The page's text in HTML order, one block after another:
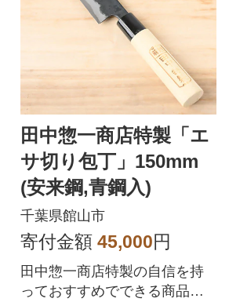
田中惣一商店特製「エ
サ切り包丁」150mm
(安来鋼,青鋼入)
千葉県館山市
寄付金額 45,000円
田中惣一商店特製の自信を持
っておすすめでできる商品で